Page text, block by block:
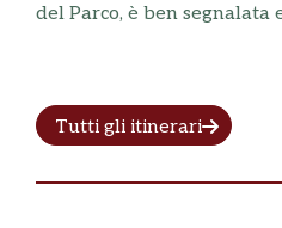
del Parco, è ben segnalata
Tutti gli itinerari